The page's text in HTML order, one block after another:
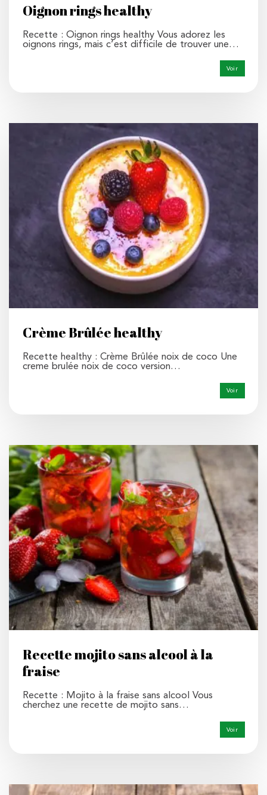
Oignon rings healthy
Recette : Oignon rings healthy Vous adorez les
oignons rings, mais c’est difficile de trouver une…
Voir
Crème Brûlée healthy
Recette healthy : Crème Brûlée noix de coco Une
creme brulée noix de coco version…
Voir
Recette mojito sans alcool à la
fraise
Recette : Mojito à la fraise sans alcool Vous
cherchez une recette de mojito sans…
Voir